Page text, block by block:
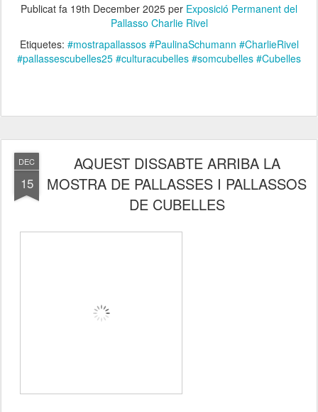
Publicat fa 19th December 2025 per Exposició Permanent del
Pallasso Charlie Rivel
Etiquetes: #mostrapallassos #PaulinaSchumann #CharlieRivel
#pallassescubelles25 #culturacubelles #somcubelles #Cubelles
DEC
15
AQUEST DISSABTE ARRIBA LA
MOSTRA DE PALLASSES I PALLASSOS
DE CUBELLES